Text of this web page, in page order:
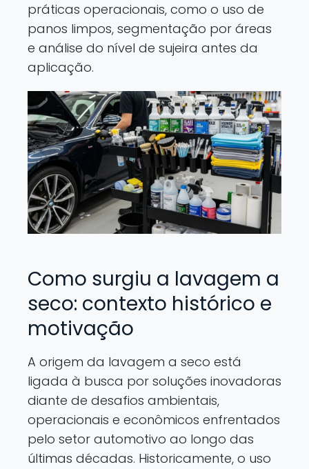
práticas operacionais, como o uso de
panos limpos, segmentação por áreas
e análise do nível de sujeira antes da
aplicação.
Como surgiu a lavagem a
seco: contexto histórico e
motivação
A origem da lavagem a seco está
ligada à busca por soluções inovadoras
diante de desafios ambientais,
operacionais e econômicos enfrentados
pelo setor automotivo ao longo das
últimas décadas. Historicamente, o uso